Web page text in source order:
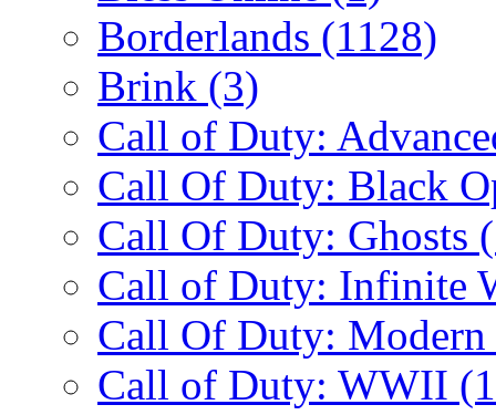
Borderlands (1128)
Brink (3)
Call of Duty:
Call Of Duty: Black
Call Of Duty: Ghosts
Call of Duty: Infinite
Call Of Duty:
Call of Duty: WWII